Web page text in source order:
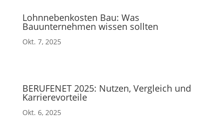
Lohnnebenkosten Bau: Was
Bauunternehmen wissen sollten
Okt. 7, 2025
BERUFENET 2025: Nutzen, Vergleich und
Karrierevorteile
Okt. 6, 2025